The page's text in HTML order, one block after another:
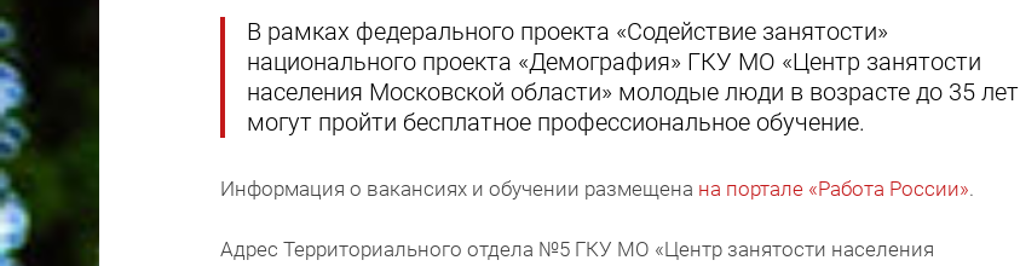
В рамках федерального проекта «Содействие занятости»
национального проекта «Демография» ГКУ МО «Центр занятости
населения Московской области» молодые люди в возрасте до 35 лет
могут пройти бесплатное профессиональное обучение.
Информация о вакансиях и обучении размещена на портале «Работа России».
Адрес Территориального отдела №5 ГКУ МО «Центр занятости населения